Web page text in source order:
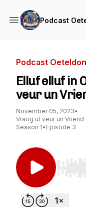
Podcast
Podcast
Elluf elluf in
veur un
November 05, 2023•
Vraog ut veur un
Season 1• Episode 3
Use